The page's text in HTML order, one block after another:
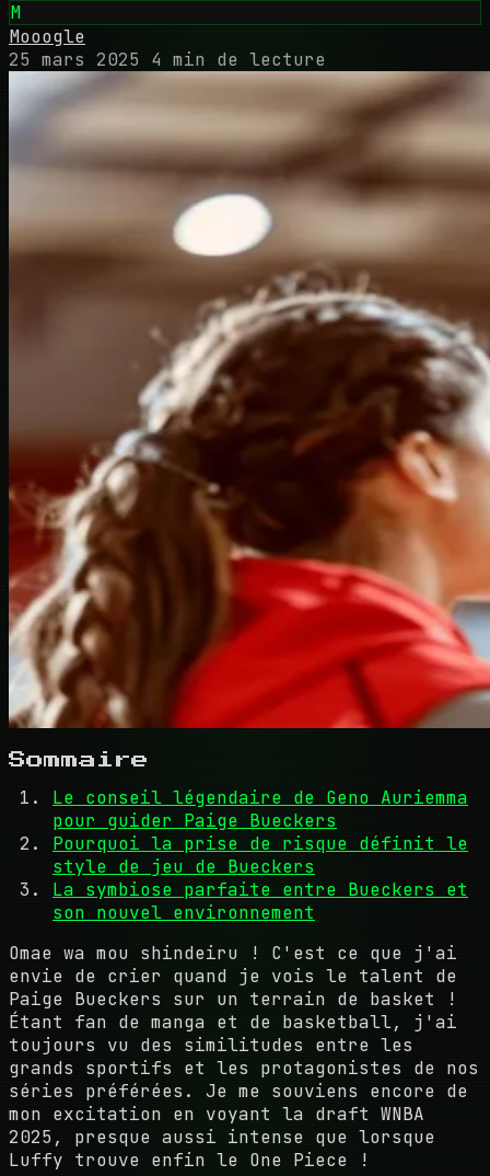
M
Mooogle
25 mars 2025
4 min de lecture
Sommaire
Le conseil légendaire de Geno Auriemma
pour guider Paige Bueckers
Pourquoi la prise de risque définit le
style de jeu de Bueckers
La symbiose parfaite entre Bueckers et
son nouvel environnement
Omae wa mou shindeiru ! C'est ce que j'ai
envie de crier quand je vois le talent de
Paige Bueckers sur un terrain de basket !
Étant fan de manga et de basketball, j'ai
toujours vu des similitudes entre les
grands sportifs et les protagonistes de nos
séries préférées. Je me souviens encore de
mon excitation en voyant la draft WNBA
2025, presque aussi intense que lorsque
Luffy trouve enfin le One Piece !